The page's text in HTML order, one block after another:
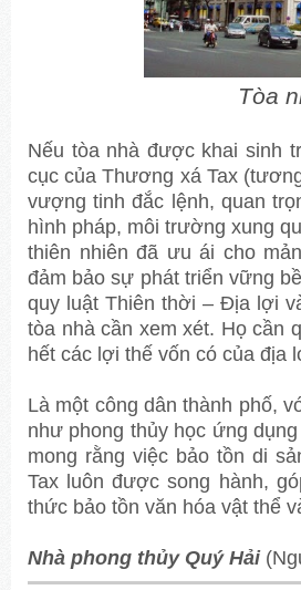
Tòa
Nếu tòa nhà được khai sinh
cục của Thương xá Tax
vượng tinh đắc lệnh, quan
hình pháp, môi trường xung
thiên nhiên đã ưu ái cho
đảm bảo sự phát triển vững
quy luật Thiên thời – Địa lợi
tòa nhà cần xem xét. Họ cần
hết các lợi thế vốn có của địa
Là một công dân thành phố,
như phong thủy học ứng
mong rằng việc bảo tồn di
Tax luôn được song hành,
thức bảo tồn văn hóa vật thể
Nhà phong thủy Quý Hải